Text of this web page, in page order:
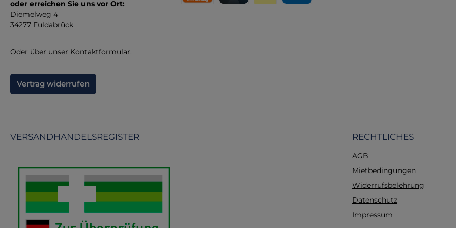
Cuffdruck mit nur
Anwendung und
Platzbedarf Durch die
Dimensionen (13 x 3 x
beansprucht der AG
oder erreichen Sie uns vor Ort:
Diemelweg 4
34277 Fuldabrück
Oder über unser Kontaktformular.
Vertrag widerrufen
VERSANDHANDELSREGISTER RECHTLICHES
AGB
Mietbedingungen
Widerrufsbelehrung
Datenschutz
Impressum